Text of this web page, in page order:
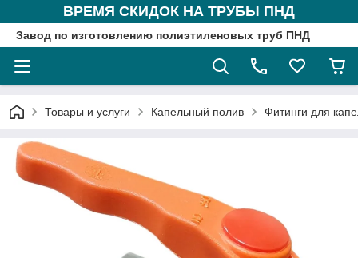
ВРЕМЯ СКИДОК НА ТРУБЫ ПНД
Завод по изготовлению полиэтиленовых труб ПНД
Товары и услуги Капельный полив Фитинги для